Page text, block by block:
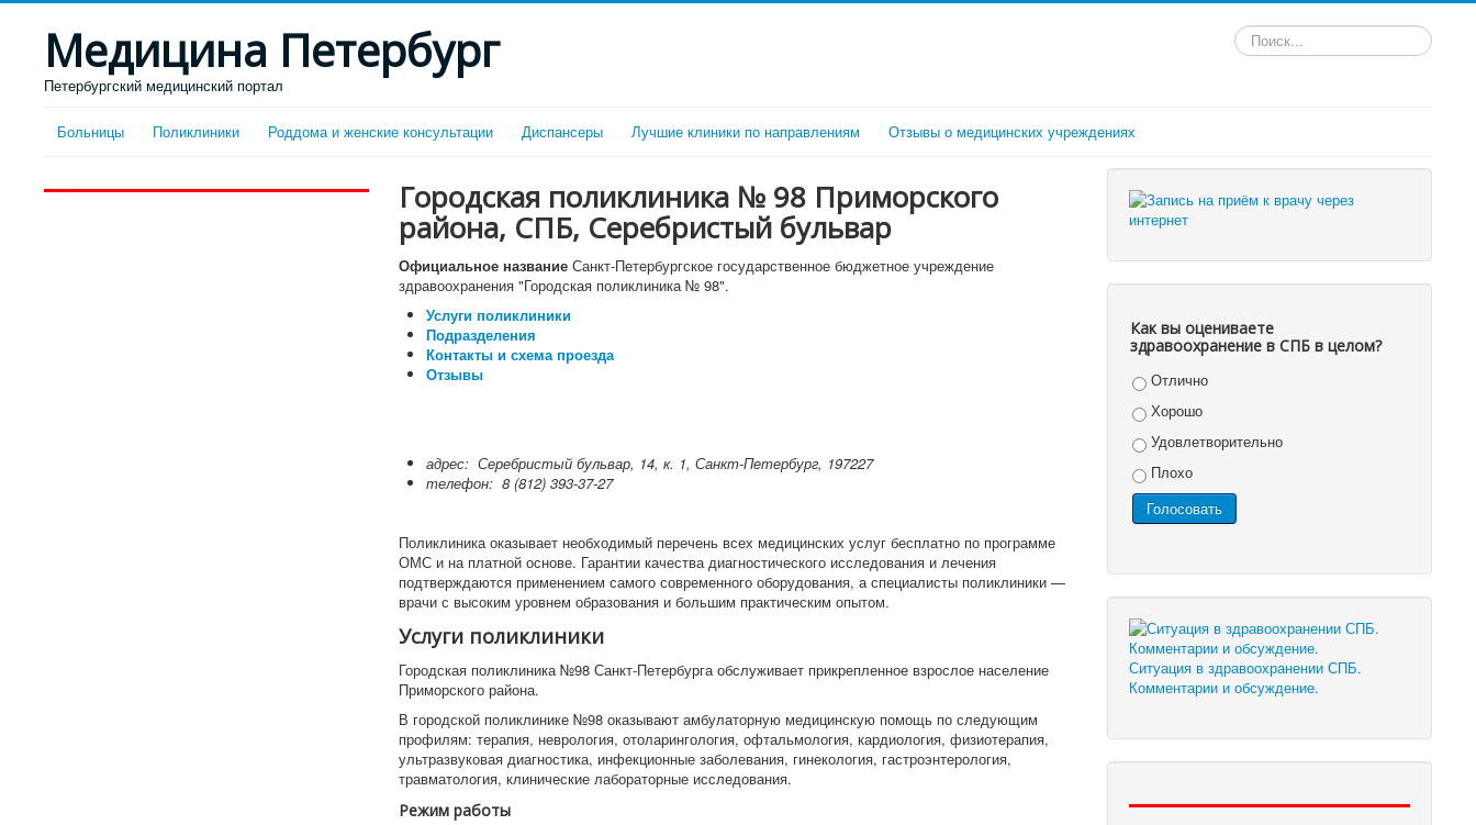
Медицина Петербург
Петербургский медицинский портал
Искать...
Больницы Поликлиники Роддома и женские консультации Диспансеры Лучшие клиники по направлениям Отзывы о медицинских учреждениях
Городская поликлиника № 98 Приморского
района, СПБ, Серебристый бульвар
Официальное названиеСанкт-Петербургское государственное бюджетное учреждение
здравоохранения "Городская поликлиника № 98".
Услуги поликлиники
Подразделения
Контакты и схема проезда
Отзывы
адрес: Серебристый бульвар, 14, к. 1, Санкт-Петербург, 197227
телефон: 8 (812) 393-37-27
Поликлиника оказывает необходимый перечень всех медицинских услуг бесплатно по программе
ОМС и на платной основе. Гарантии качества диагностического исследования и лечения
подтверждаются применением самого современного оборудования, а специалисты поликлиники —
врачи с высоким уровнем образования и большим практическим опытом.
Услуги поликлиники
Городская поликлиника №98 Санкт-Петербурга обслуживает прикрепленное взрослое население
Приморского района.
В городской поликлинике №98 оказывают амбулаторную медицинскую помощь по следующим
профилям: терапия, неврология, отоларингология, офтальмология, кардиология, физиотерапия,
ультразвуковая диагностика, инфекционные заболевания, гинекология, гастроэнтерология,
травматология, клинические лабораторные исследования.
Режим работы
Как вы оцениваете
здравоохранение в СПБ в целом?
Отлично
Хорошо
Удовлетворительно
Плохо
Ситуация в здравоохранении СПБ.
Комментарии и обсуждение.